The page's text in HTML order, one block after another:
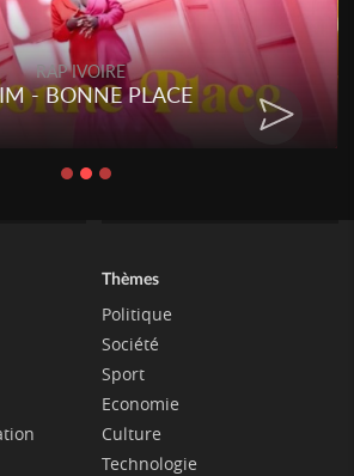
RAP IVOIRE
- BONNE PLACE
Thèmes
Politique
Société
Sport
Economie
Culture
Technologie